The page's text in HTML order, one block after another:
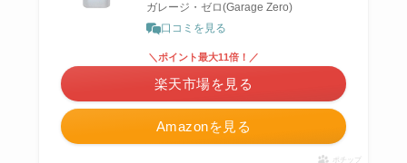
ガレージ・ゼロ(Garage Zero)
口コミを見る
Amazonを見る
＼ポイント最大11倍！／
楽天市場を見る
ポチップ